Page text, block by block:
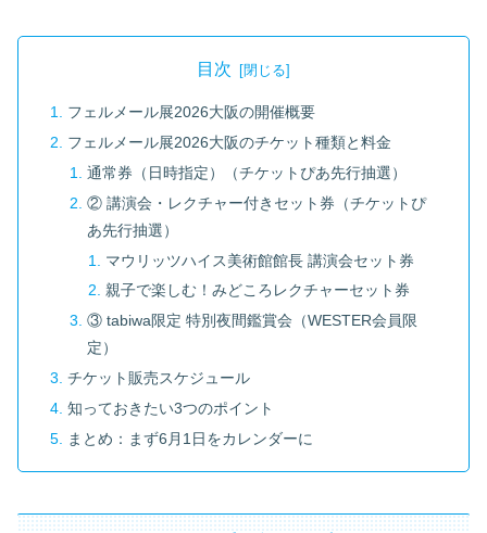
目次
フェルメール展2026大阪の開催概要
フェルメール展2026大阪のチケット種類と料金
通常券（日時指定）（チケットぴあ先行抽選）
② 講演会・レクチャー付きセット券（チケットぴ
あ先行抽選）
マウリッツハイス美術館館長 講演会セット券
親子で楽しむ！みどころレクチャーセット券
③ tabiwa限定 特別夜間鑑賞会（WESTER会員限
定）
チケット販売スケジュール
知っておきたい3つのポイント
まとめ：まず6月1日をカレンダーに